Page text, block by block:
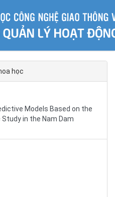
học
Models Based on the
in the Nam Dam